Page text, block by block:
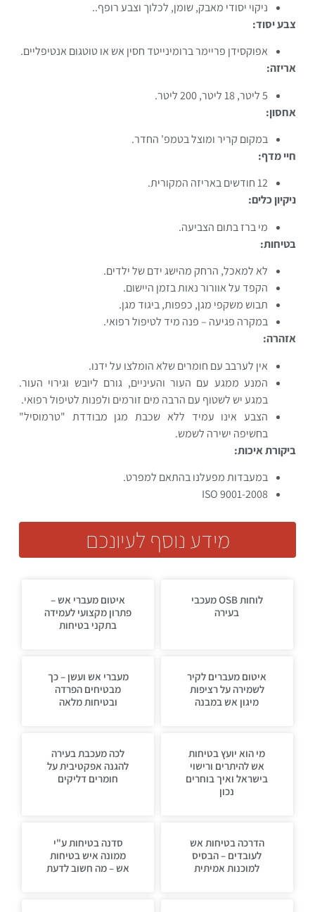
ניקוי יסודי מאבק, שומן, לכלוך וצבע רופף..
צבע יסוד:
אפוקסידן פריימר ברומינייטד חסין אש או טוטגום אנטיפליים.
אריזה:
5 ליטר, 18 ליטר, 200 ליטר.
אחסון:
במקום קריר ומוצל בטמפ' החדר.
חיי מדף:
12 חודשים באריזה המקורית.
ניקיון כלים:
מי ברז בתום הצביעה.
בטיחות:
לא למאכל, הרחק מהישג ידם של ילדים.
הקפד על אוורור נאות בזמן היישום.
תבוש משקפי מגן, כפפות, ביגוד מגן.
במקרה פגיעה – פנה מיד לטיפול רפואי.
אזהרה:
אין לערבב עם חומרים שלא הומלצו על ידנו.
המנע ממגע עם העור והעיניים, גורם ליובש וגירוי העור.
במגע יש לשטוף עם הרבה מים זורמים ולפנות לטיפול רפואי.
הצבע אינו עמיד ללא שכבת מגן מבודדת "טרמוסיל"
בחשיפה ישירה לשמש.
ביקורת איכות:
במעבדות מפעלנו בהתאם למפרט.
ISO 9001-2008
מידע נוסף לעיונכם
לוחות OSB מעכבי
בעירה
איטום מעברי אש –
פתרון מקצועי לעמידה
בתקני בטיחות
איטום מעברים לקיר
לשמירה על רציפות
מיגון אש במבנה
מעברי אש ועשן – כך
מבטיחים הפרדה
ובטיחות מלאה
מי הוא יועץ בטיחות
אש להיתרים ורישוי
בישראל ואיך בוחרים
נכון
לכה מעכבת בעירה
להגנה אפקטיבית על
חומרים דליקים
הדרכה בטיחות אש
לעובדים – הבסיס
למוכנות אמיתית
סדנה בטיחות ע"י
ממונה איש בטיחות
אש – מה חשוב לדעת